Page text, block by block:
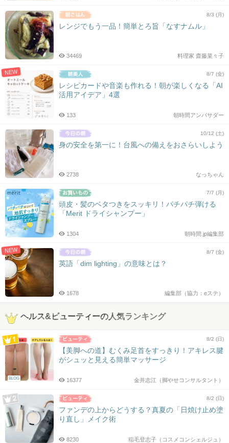
8/3 (月)
レンジでもう一品！簡単とろ旨「なすナムル」
料理家 齋藤菜々子
34469
NEW 8/7 (金)
レシピカードや音楽も作れる！朝が楽しくなる「AI
活用アイデア」4選
朝時間アンバサダー
133
10/12 (土)
身の安全を第一に！台風への備えをおさらいしよう
なっちゃん
2738
7/7 (月)
頭皮・髪のベタつきをスッキリ！パチパチ弾ける
「Merit ドライシャンプー」
朝時間.jp編集部
1304
NEW 8/7 (金)
英語「dim lighting」の意味とは？
編集部（協力：eステ）
1678
ヘルス&ビューティーの人気ランキング
BLOG
8/2 (日)
【美脚への道】むくみ足首をすっきり！アキレス腱
がシュッと見える簡単マッサージ
金井志江（脚やせコンサルタント）
16377
8/2 (日)
ファンデの上からどうする？真夏の「日焼け止め塗
り直し」メイク術
稲毛登志子（コスメコンシェルジュ）
8230